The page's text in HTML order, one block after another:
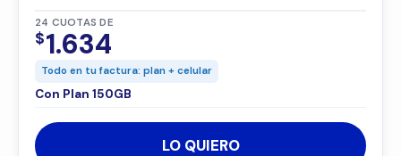
24 CUOTAS DE
$1.634
Todo en tu factura: plan + celular
Con Plan 150GB
LO QUIERO